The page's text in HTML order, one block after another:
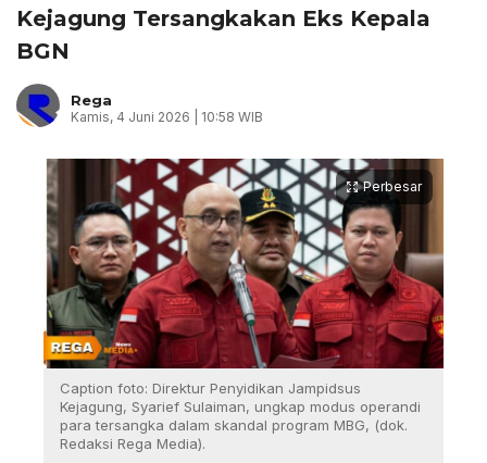
Kejagung Tersangkakan Eks Kepala
BGN
Rega
Kamis, 4 Juni 2026 | 10:58 WIB
Perbesar
Caption foto: Direktur Penyidikan Jampidsus
Kejagung, Syarief Sulaiman, ungkap modus operandi
para tersangka dalam skandal program MBG, (dok.
Redaksi Rega Media).